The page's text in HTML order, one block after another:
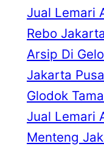
Jual Lemari
Rebo
Arsip Di
Jakarta
Glodok
Jual Lemari
Menteng